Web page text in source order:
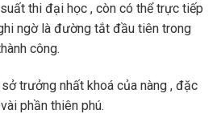
thi đại học , còn có thể trực tiếp
ngờ là đường tắt đầu tiên trong
công.
trưởng nhất khoá của nàng , đặc
phần thiên phú.